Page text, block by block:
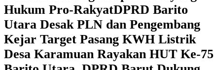
Hukum Pro-RakyatDPRD Barito
Utara Desak PLN dan Pengembang
Kejar Target Pasang KWH Listrik
Desa Karamuan Rayakan HUT Ke-75